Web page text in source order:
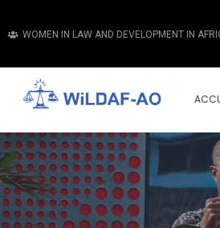
WOMEN IN LAW AND DEVELOPMENT IN